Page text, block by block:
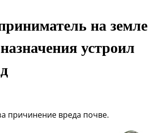
на земле
устроил
причинение вреда почве.